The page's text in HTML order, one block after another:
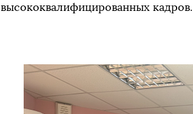
высококвалифицированных кадров.